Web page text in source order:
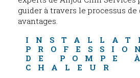
guider à travers le processus de
avantages.
DE POMPE
CHALEUR